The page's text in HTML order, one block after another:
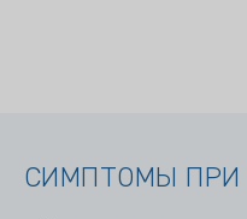
СИМПТОМЫ ПРИ